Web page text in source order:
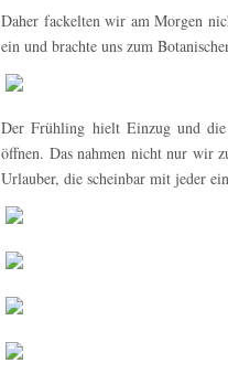
Daher fackelten wir am Morgen
ein und brachte uns zum
Der Frühling hielt Einzug und die
öffnen. Das nahmen nicht nur wir
Urlauber, die scheinbar mit jeder